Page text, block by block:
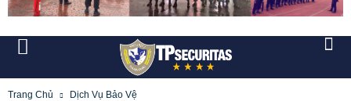
Trang Chủ Dịch Vụ Bảo Vệ